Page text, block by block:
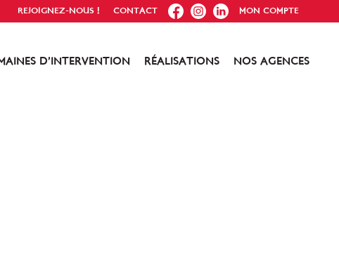
REJOIGNEZ-NOUS ! CONTACT FB IG IN MON COMPTE
D’INTERVENTION RÉALISATIONS NOS AGENCES